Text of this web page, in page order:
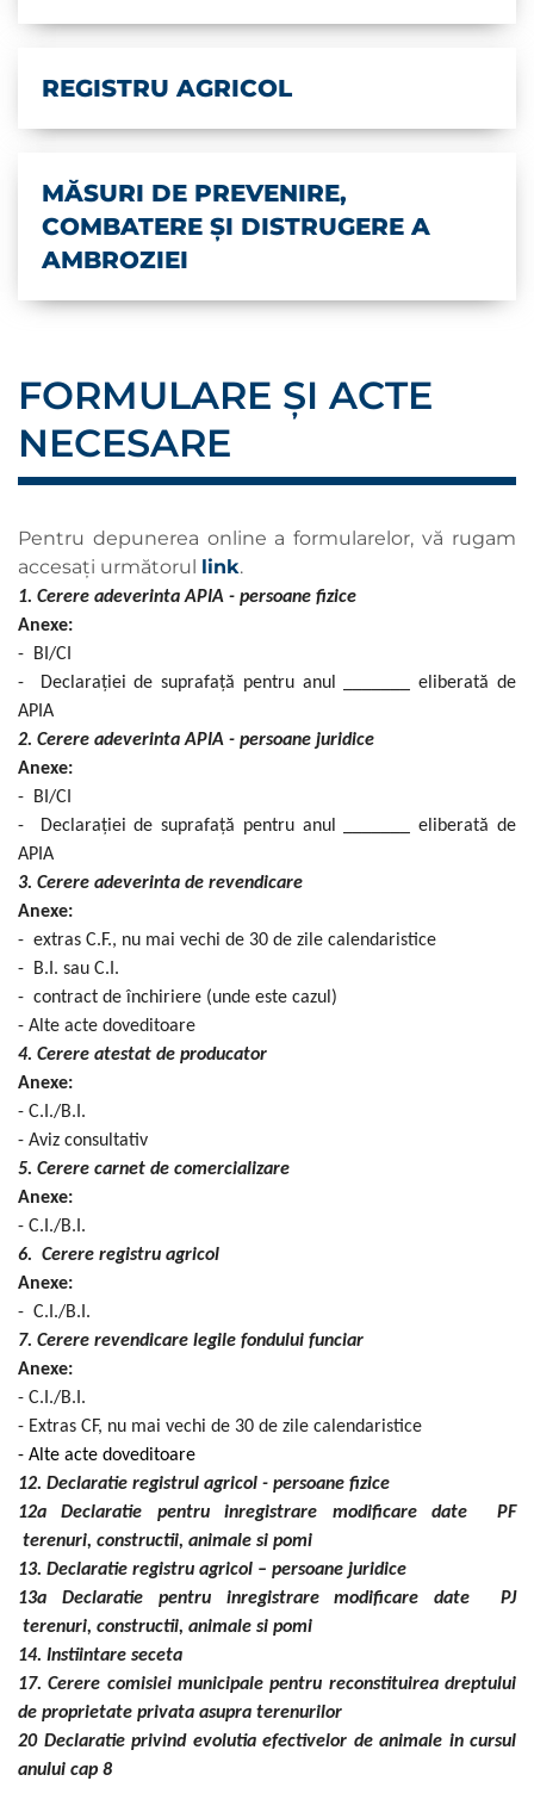
REGISTRU AGRICOL
MĂSURI DE PREVENIRE,
COMBATERE ŞI DISTRUGERE A
AMBROZIEI
FORMULARE ȘI ACTE
NECESARE
Pentru depunerea online a formularelor, vă rugam
accesați următorul link.
1. Cerere adeverinta APIA - persoane fizice
Anexe:
- BI/CI
- Declarației de suprafață pentru anul _______ eliberată de
APIA
2. Cerere adeverinta APIA - persoane juridice
Anexe:
- BI/CI
- Declarației de suprafață pentru anul _______ eliberată de
APIA
3. Cerere adeverinta de revendicare
Anexe:
- extras C.F., nu mai vechi de 30 de zile calendaristice
- B.I. sau C.I.
- contract de închiriere (unde este cazul)
- Alte acte doveditoare
4. Cerere atestat de producator
Anexe:
- C.I./B.I.
- Aviz consultativ
5. Cerere carnet de comercializare
Anexe:
- C.I./B.I.
6. Cerere registru agricol
Anexe:
- C.I./B.I.
7. Cerere revendicare legile fondului funciar
Anexe:
- C.I./B.I.
- Extras CF, nu mai vechi de 30 de zile calendaristice
- Alte acte doveditoare
12. Declaratie registrul agricol - persoane fizice
12a Declaratie pentru inregistrare modificare date PF
terenuri, constructii, animale si pomi
13. Declaratie registru agricol – persoane juridice
13a Declaratie pentru inregistrare modificare date PJ
terenuri, constructii, animale si pomi
14. Instiintare seceta
17. Cerere comisiei municipale pentru reconstituirea dreptului
de proprietate privata asupra terenurilor
20 Declaratie privind evolutia efectivelor de animale in cursul
anului cap 8